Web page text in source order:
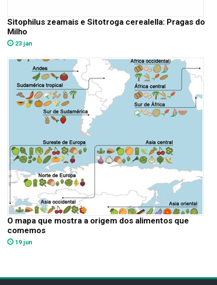
Sitophilus zeamais e Sitotroga cerealella: Pragas do
Milho
23 jan
O mapa que mostra a origem dos alimentos que
comemos
19 jun